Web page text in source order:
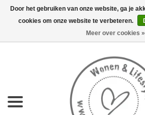
KEUKEN
Door het gebruiken van onze website, ga je
cookies om onze website te verbeteren.
Meer over cookies »